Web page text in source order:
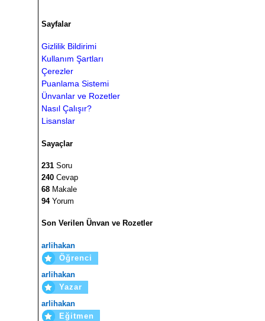
Sayfalar
Gizlilik Bildirimi
Kullanım Şartları
Çerezler
Puanlama Sistemi
Ünvanlar ve Rozetler
Nasıl Çalışır?
Lisanslar
Sayaçlar
231 Soru
240 Cevap
68 Makale
94Yorum
Son Verilen Ünvan ve Rozetler
arlihakan
Öğrenci
arlihakan
Yazar
arlihakan
Eğitmen